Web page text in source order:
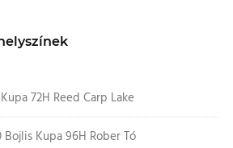
72H Reed Carp Lake
Bojlis Kupa 96H Rober Tó